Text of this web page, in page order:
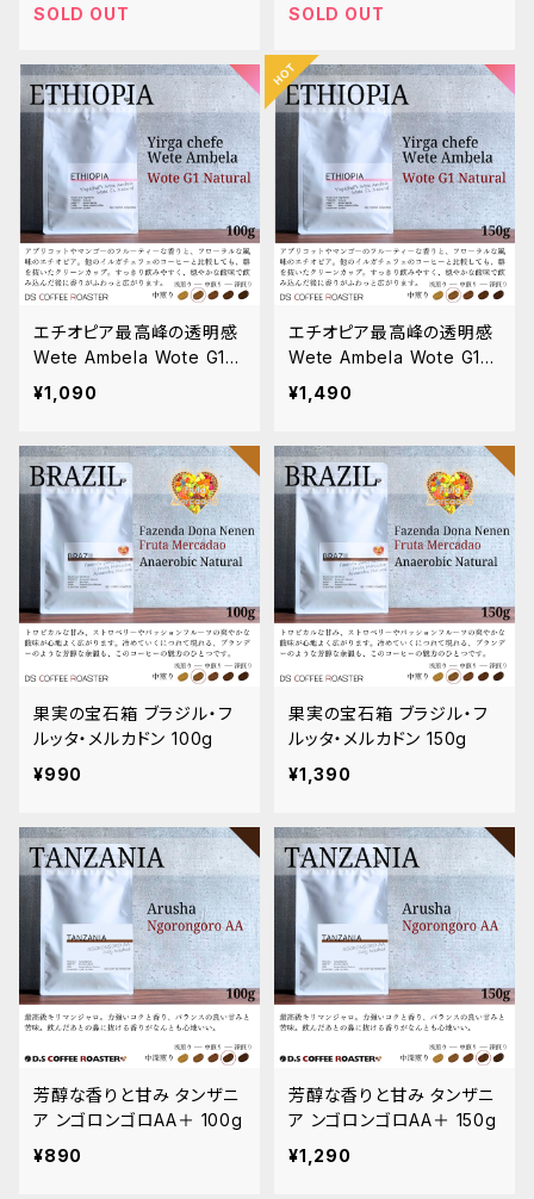
SOLD OUT
SOLD OUT
エチオピア最高峰の透明感
Wete Ambela Wote G1
ナチュラル 100g
¥1,090
エチオピア最高峰の透明感
Wete Ambela Wote G1
ナチュラル 150g
¥1,490
果実の宝石箱 ブラジル・フ
ルッタ・メルカドン 100g
¥990
果実の宝石箱 ブラジル・フ
ルッタ・メルカドン 150g
¥1,390
芳醇な香りと甘み タンザニ
ア ンゴロンゴロAA＋ 100g
¥890
芳醇な香りと甘み タンザニ
ア ンゴロンゴロAA＋ 150g
¥1,290